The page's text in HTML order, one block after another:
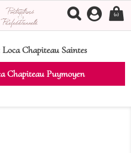
Loca Chapiteau Saintes
Chapiteau Puymoyen
(0)